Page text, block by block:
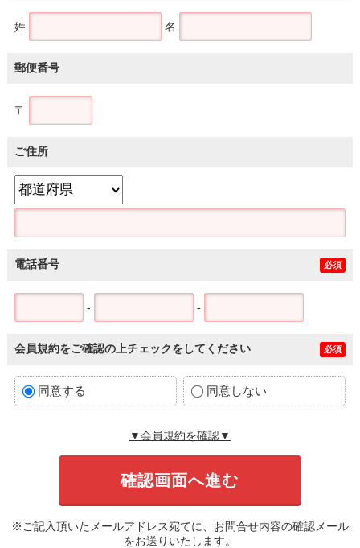
姓 名
郵便番号
〒
ご住所
電話番号 必須
- -
会員規約をご確認の上チェックをしてください 必須
同意する 同意しない
▼会員規約を確認▼
※ご記入頂いたメールアドレス宛てに、お問合せ内容の確認メール
をお送りいたします。